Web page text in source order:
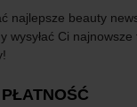
najlepsze beauty
wysyłać Ci